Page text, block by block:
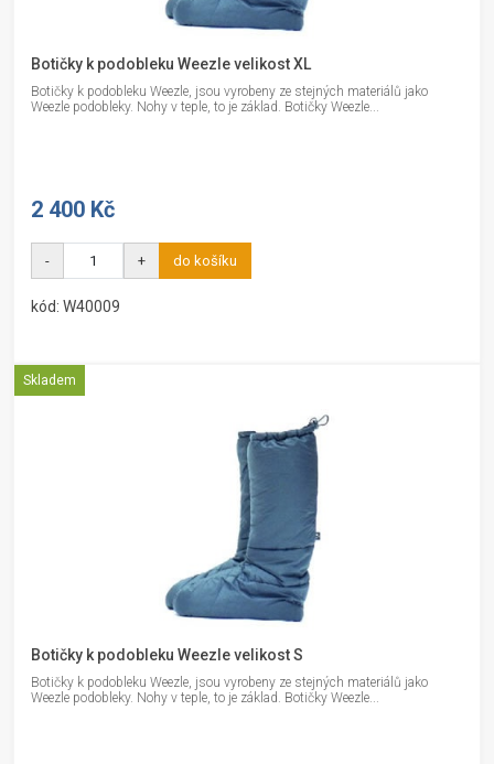
Botičky k podobleku Weezle velikost XL
Botičky k podobleku Weezle, jsou vyrobeny ze stejných materiálů jako
Weezle podobleky. Nohy v teple, to je základ. Botičky Weezle...
2 400 Kč
- + do košíku
kód: W40009
Skladem
Botičky k podobleku Weezle velikost S
Botičky k podobleku Weezle, jsou vyrobeny ze stejných materiálů jako
Weezle podobleky. Nohy v teple, to je základ. Botičky Weezle...